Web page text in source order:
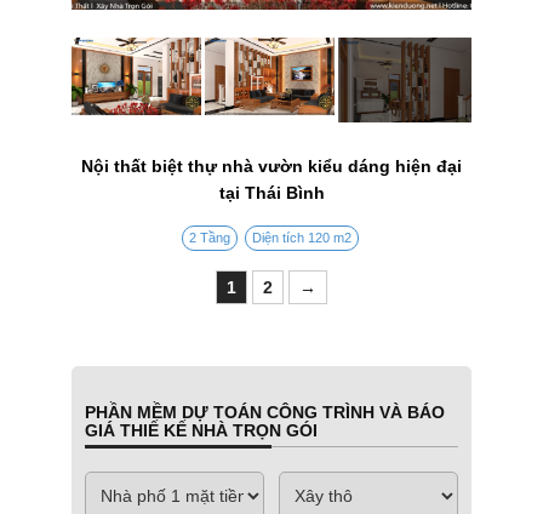
Nội thất biệt thự nhà vườn kiểu dáng hiện đại
tại Thái Bình
2 Tầng Diện tích 120 m2
1 2 →
PHẦN MỀM DỰ TOÁN CÔNG TRÌNH VÀ BÁO
GIÁ THIẾ KẾ NHÀ TRỌN GÓI